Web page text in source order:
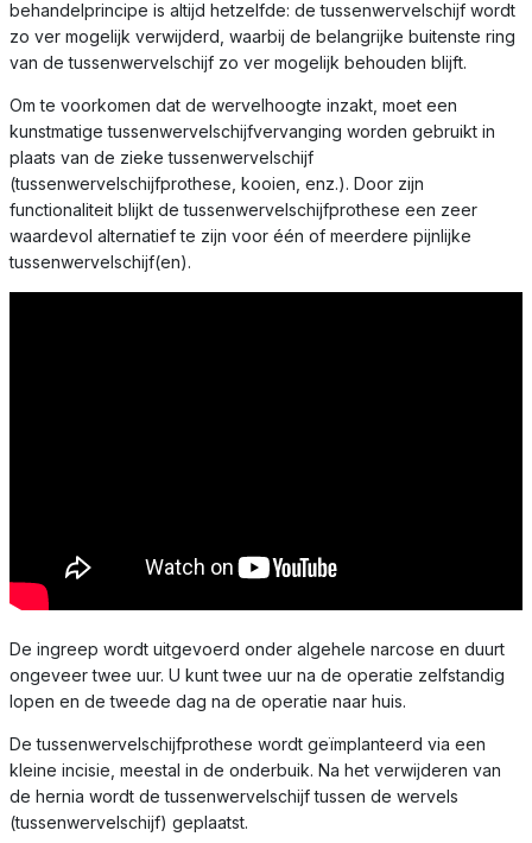
behandelprincipe is altijd hetzelfde: de tussenwervelschijf wordt
zo ver mogelijk verwijderd, waarbij de belangrijke buitenste ring
van de tussenwervelschijf zo ver mogelijk behouden blijft.
Om te voorkomen dat de wervelhoogte inzakt, moet een
kunstmatige tussenwervelschijfvervanging worden gebruikt in
plaats van de zieke tussenwervelschijf
(tussenwervelschijfprothese, kooien, enz.). Door zijn
functionaliteit blijkt de tussenwervelschijfprothese een zeer
waardevol alternatief te zijn voor één of meerdere pijnlijke
tussenwervelschijf(en).
De ingreep wordt uitgevoerd onder algehele narcose en duurt
ongeveer twee uur. U kunt twee uur na de operatie zelfstandig
lopen en de tweede dag na de operatie naar huis.
De tussenwervelschijfprothese wordt geïmplanteerd via een
kleine incisie, meestal in de onderbuik. Na het verwijderen van
de hernia wordt de tussenwervelschijf tussen de wervels
(tussenwervelschijf) geplaatst.